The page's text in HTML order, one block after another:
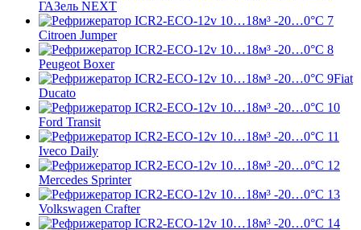
ГАЗель NEXT
Citroen Jumper
Peugeot Boxer
Fiat
Ducato
Ford Transit
Iveco Daily
Mercedes Sprinter
Volkswagen Crafter